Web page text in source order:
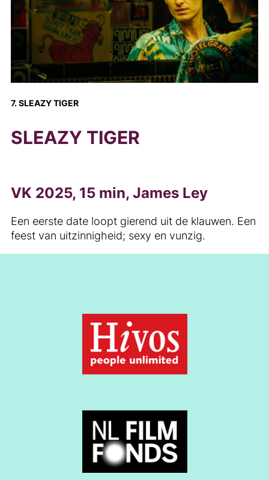
7. SLEAZY TIGER
SLEAZY TIGER
VK 2025, 15 min, James Ley
Een eerste date loopt gierend uit de klauwen. Een
feest van uitzinnigheid; sexy en vunzig.